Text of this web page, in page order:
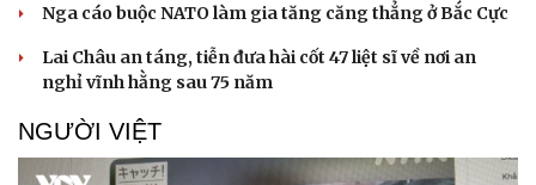
Nga cáo buộc NATO làm gia tăng căng thẳng ở Bắc Cực
Lai Châu an táng, tiễn đưa hài cốt 47 liệt sĩ về nơi an
nghỉ vĩnh hằng sau 75 năm
NGƯỜI VIỆT